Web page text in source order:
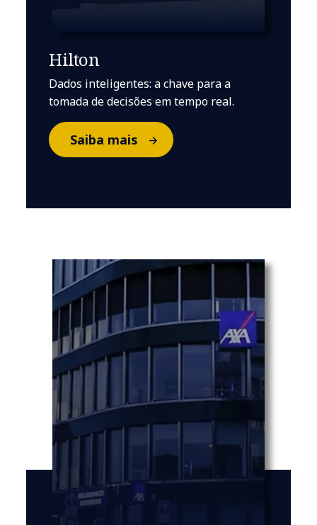
Hilton
Dados inteligentes: a chave para a
tomada de decisões em tempo real.
Saiba mais